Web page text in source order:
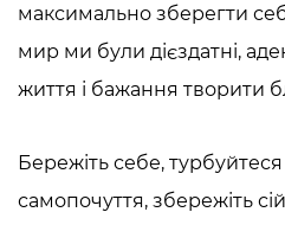
максимально зберегти
мир ми були дієздатні,
життя і бажання творити
Бережіть себе,
самопочуття, збережіть